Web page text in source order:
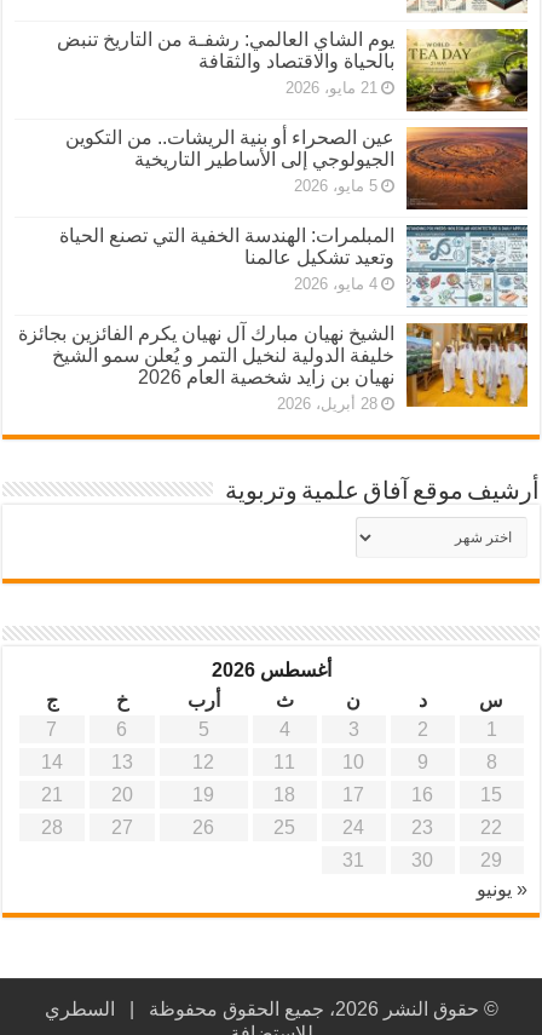
يوم الشاي العالمي: رشفـة من التاريخ تنبض
بالحياة والاقتصاد والثقافة
21 مايو، 2026
عين الصحراء أو بنية الريشات.. من التكوين
الجيولوجي إلى الأساطير التاريخية
5 مايو، 2026
المبلمرات: الهندسة الخفية التي تصنع الحياة
وتعيد تشكيل عالمنا
4 مايو، 2026
الشيخ نهيان مبارك آل نهيان يكرم الفائزين بجائزة
خليفة الدولية لنخيل التمر و يُعلن سمو الشيخ
نهيان بن زايد شخصية العام 2026
28 أبريل، 2026
أرشيف موقع آفاق علمية وتربوية
أرشيف
موقع
آفاق
أغسطس 2026
س
د ن ث أرب خ
ج
1
2
3
4
5
6
7
8
9
10
11
12
13
14
15
16
17
18
19
20
21
22
23
24
25
26
27
28
29
30
31
« يونيو
© حقوق النشر 2026، جميع الحقوق محفوظة |
السطري